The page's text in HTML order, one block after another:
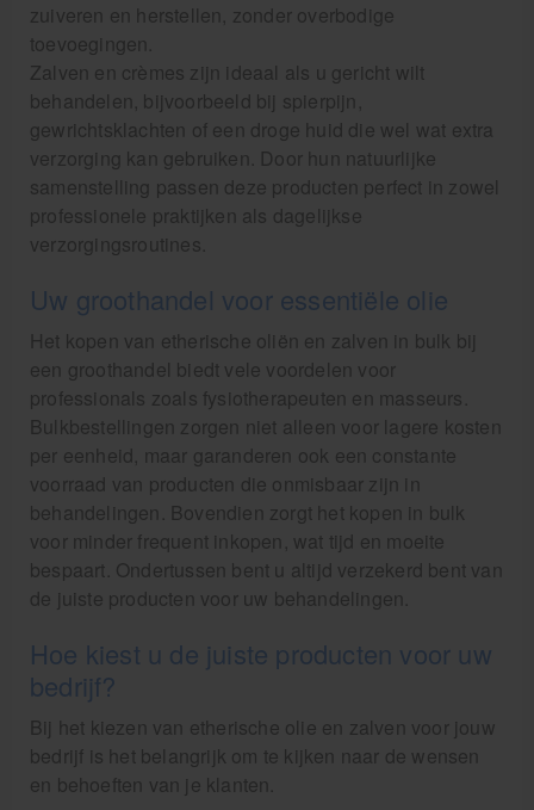
zuiveren en herstellen, zonder overbodige
toevoegingen.
Zalven en crèmes zijn ideaal als u gericht wilt
behandelen, bijvoorbeeld bij spierpijn,
gewrichtsklachten of een droge huid die wel wat extra
verzorging kan gebruiken. Door hun natuurlijke
samenstelling passen deze producten perfect in zowel
professionele praktijken als dagelijkse
verzorgingsroutines.
Uw groothandel voor essentiële olie
Het kopen van etherische oliën en zalven in bulk bij
een groothandel biedt vele voordelen voor
professionals zoals fysiotherapeuten en masseurs.
Bulkbestellingen zorgen niet alleen voor lagere kosten
per eenheid, maar garanderen ook een constante
voorraad van producten die onmisbaar zijn in
behandelingen. Bovendien zorgt het kopen in bulk
voor minder frequent inkopen, wat tijd en moeite
bespaart. Ondertussen bent u altijd verzekerd bent van
de juiste producten voor uw behandelingen.
Hoe kiest u de juiste producten voor uw
bedrijf?
Bij het kiezen van etherische olie en zalven voor jouw
bedrijf is het belangrijk om te kijken naar de wensen
en behoeften van je klanten.